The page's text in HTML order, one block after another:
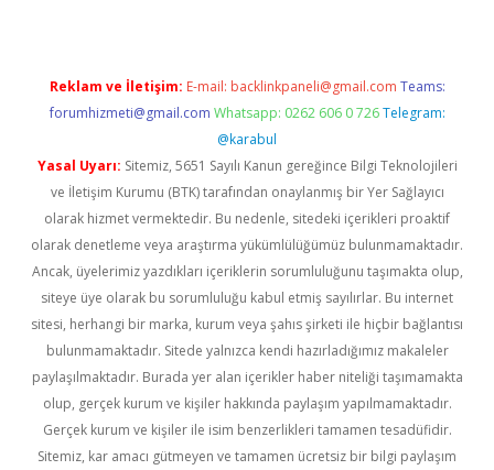
Reklam ve İletişim: E-mail: backlinkpaneli@gmail.com Teams:
forumhizmeti@gmail.com Whatsapp: 0262 606 0 726 Telegram:
@karabul
Yasal Uyarı: Sitemiz, 5651 Sayılı Kanun gereğince Bilgi Teknolojileri
ve İletişim Kurumu (BTK) tarafından onaylanmış bir Yer Sağlayıcı
olarak hizmet vermektedir. Bu nedenle, sitedeki içerikleri proaktif
olarak denetleme veya araştırma yükümlülüğümüz bulunmamaktadır.
Ancak, üyelerimiz yazdıkları içeriklerin sorumluluğunu taşımakta olup,
siteye üye olarak bu sorumluluğu kabul etmiş sayılırlar. Bu internet
sitesi, herhangi bir marka, kurum veya şahıs şirketi ile hiçbir bağlantısı
bulunmamaktadır. Sitede yalnızca kendi hazırladığımız makaleler
paylaşılmaktadır. Burada yer alan içerikler haber niteliği taşımamakta
olup, gerçek kurum ve kişiler hakkında paylaşım yapılmamaktadır.
Gerçek kurum ve kişiler ile isim benzerlikleri tamamen tesadüfidir.
Sitemiz, kar amacı gütmeyen ve tamamen ücretsiz bir bilgi paylaşım